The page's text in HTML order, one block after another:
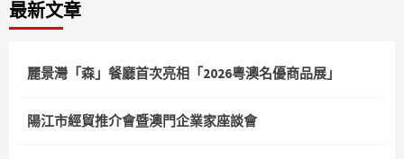
最新文章
麗景灣「森」餐廳首次亮相「2026粵澳名優商品展」
陽江市經貿推介會暨澳門企業家座談會